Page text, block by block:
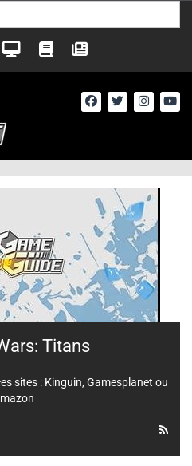
Titans
sites : Kinguin, Gamesplanet ou